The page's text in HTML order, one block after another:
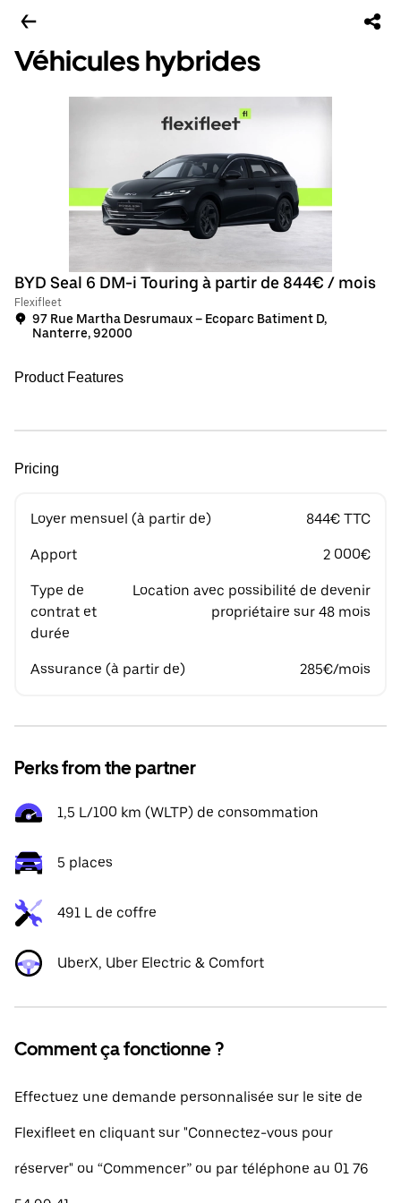
Véhicules hybrides
BYD Seal 6 DM-i Touring à partir de 844€ / mois
Flexifleet
97 Rue Martha Desrumaux – Ecoparc Batiment D,
Nanterre, 92000
Product Features
Pricing
Loyer mensuel (à partir de) 844€ TTC
Apport 2 000€
Type de
contrat et
durée
Location avec possibilité de devenir
propriétaire sur 48 mois
Assurance (à partir de) 285€/mois
Perks from the partner
1,5 L/100 km (WLTP) de consommation
5 places
491 L de coffre
UberX, Uber Electric & Comfort
Comment ça fonctionne ?
Effectuez une demande personnalisée sur le site de
Flexifleet en cliquant sur "Connectez-vous pour
réserver" ou “Commencer” ou par téléphone au 01 76